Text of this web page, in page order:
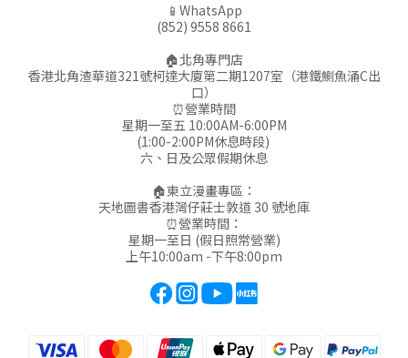
📱WhatsApp
(852) 9558 8661
🏠北角專門店
香港北角渣華道321號柯達大廈第二期1207室（港鐵鰂魚涌C出
口）
⏰營業時間
星期一至五 10:00AM-6:00PM
(1:00-2:00PM休息時段)
六、日及公眾假期休息
🏠東立漫畫專區：
天地圖書香港灣仔莊士敦道 30 號地庫
⏰營業時間：
星期一至日 (假日照常營業)
上午10:00am -下午8:00pm